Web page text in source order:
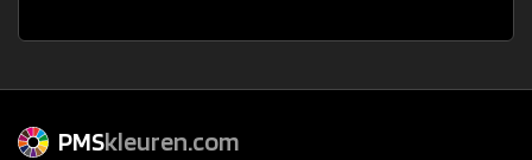
PMSkleuren.com